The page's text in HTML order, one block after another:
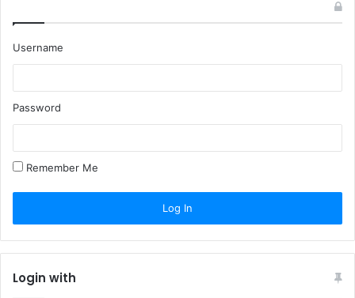
Username
Password
Remember Me
Login with